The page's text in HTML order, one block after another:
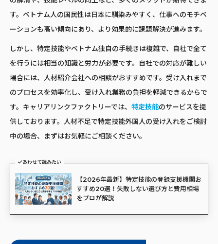
す。ベトナム人の国民性は日本に馴染みやすく、仕事へのモチベ
ーションも高い傾向にあり、より効果的に課題解決が進みます。
しかし、特定技能やベトナム独自の手続きは複雑で、自社で全て
を行うには相当の知識と労力が必要です。自社での対応が難しい
場合には、人材紹介会社への相談がおすすめです。受け入れまで
のプロセスを効率化し、受け入れ業務の負担を軽減できるからで
す。キャリアリンクファクトリーでは、 特定技能のサービスを提
供しております。人材不足で特定技能外国人の受け入れをご検討
中の場合、まずはお気軽にご相談ください。
あわせて読みたい
【2026年最新】特定技能の登録支援機関お
すすめ20選！失敗しない選び方と費用相場
をプロが解説